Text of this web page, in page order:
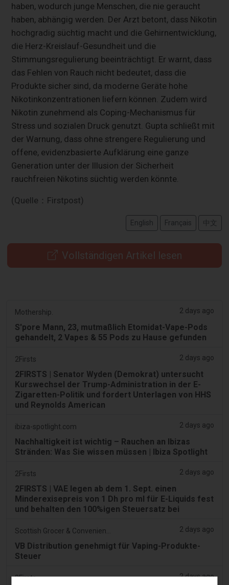
haben, wodurch junge Menschen, die nie geraucht
haben, abhängig werden. Der Arzt betont, dass Nikotin
hochgradig süchtig macht und die Gehirnentwicklung,
die Herz-Kreislauf-Gesundheit und die
Stimmungsregulierung beeinträchtigt. Er warnt, dass
das Fehlen von Rauch nicht bedeutet, dass die
Produkte sicher sind, da moderne Geräte hohe
Nikotinkonzentrationen liefern können. Zudem wird
Nikotin zunehmend als Coping-Mechanismus für
Stress und sozialen Druck genutzt. Gupta schließt mit
der Warnung, dass ohne strengere Regulierung und
offene, evidenzbasierte Aufklärung eine ganze
Generation unter der Illusion der Sicherheit
rauchfreien Nikotins süchtig werden könnte.
(Quelle：Firstpost)
English Français 中文
Vollständigen Artikel lesen
Mothership. 2 days ago
S'pore Mann, 23, mutmaßlich Etomidat-Vape-Pods
gehandelt, 2 Vapes & 55 Pods zu Hause gefunden
2Firsts 2 days ago
2FIRSTS | Senator Wyden (Demokrat) untersucht
Kurswechsel der Trump-Administration in der E-
Zigaretten-Politik und fordert Unterlagen von HHS
und Reynolds American
ibiza-spotlight.com 2 days ago
Nachhaltigkeit ist wichtig – Rauchen an Ibizas
Stränden: Was Sie wissen müssen | Ibiza Spotlight
2Firsts 2 days ago
2FIRSTS | VAE legen ab dem 1. Sept. einen
Minderexisepreis von 1 Dh pro ml für E-Liquids fest
und behalten den 100%igen Steuersatz bei
2 days ago
VB Distribution genehmigt für Vaping-Produkte-
Steuer
2Firsts 2 days ago